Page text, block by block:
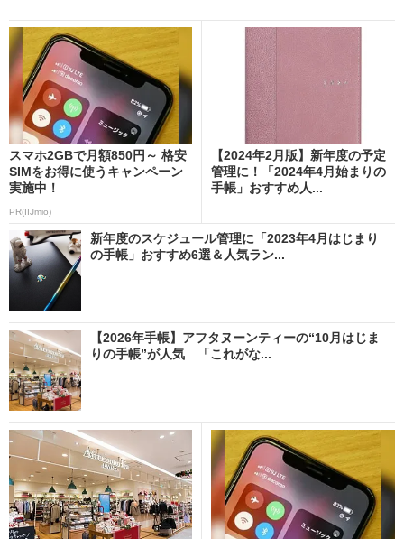
スマホ2GBで月額850円～ 格安
SIMをお得に使うキャンペーン
実施中！
PR(IIJmio)
【2024年2月版】新年度の予定
管理に！「2024年4月始まりの
手帳」おすすめ人...
新年度のスケジュール管理に「2023年4月はじまり
の手帳」おすすめ6選＆人気ラン...
【2026年手帳】アフタヌーンティーの“10月はじま
りの手帳”が人気 「これがな...